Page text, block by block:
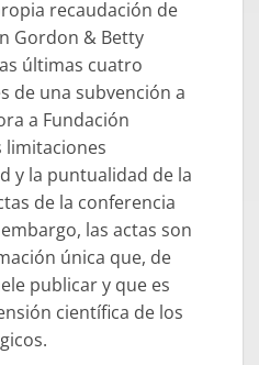
recaudación de
Gordon & Betty
últimas cuatro
de una subvención a
a Fundación
limitaciones
y la puntualidad de la
de la conferencia
las actas son
única que, de
publicar y que es
científica de los